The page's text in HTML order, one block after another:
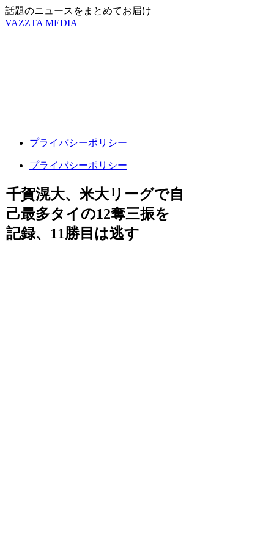
話題のニュースをまとめてお届け
VAZZTA MEDIA
プライバシーポリシー
プライバシーポリシー
千賀滉大、米大リーグで自
己最多タイの12奪三振を
記録、11勝目は逃す